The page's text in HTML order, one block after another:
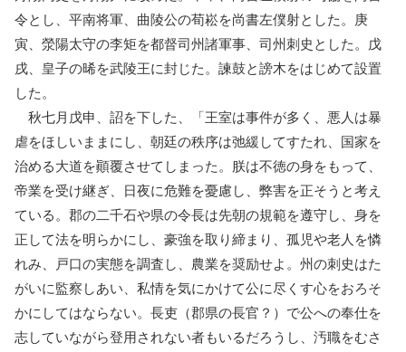
令とし、平南将軍、曲陵公の荀崧を尚書左僕射とした。庚
寅、滎陽太守の李矩を都督司州諸軍事、司州刺史とした。戊
戌、皇子の晞を武陵王に封じた。諫鼓と謗木をはじめて設置
した。
秋七月戊申、詔を下した、「王室は事件が多く、悪人は暴
虐をほしいままにし、朝廷の秩序は弛緩してすたれ、国家を
治める大道を顚覆させてしまった。朕は不徳の身をもって、
帝業を受け継ぎ、日夜に危難を憂慮し、弊害を正そうと考え
ている。郡の二千石や県の令長は先朝の規範を遵守し、身を
正して法を明らかにし、豪強を取り締まり、孤児や老人を憐
れみ、戸口の実態を調査し、農業を奨励せよ。州の刺史はた
がいに監察しあい、私情を気にかけて公に尽くす心をおろそ
かにしてはならない。長吏（郡県の長官？）で公への奉仕を
志していながら登用されない者もいるだろうし、汚職をむさ